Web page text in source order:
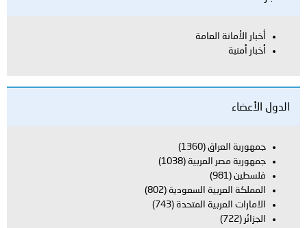
أخبار الأمانة العامة
أخبار أمنية
الدول الأعضاء
جمهورية العراق (1360)
جمهورية مصر العربية (1038)
فلسطين (981)
المملكة العربية السعودية (802)
الامارات العربية المتحدة (743)
الجزائر (722)